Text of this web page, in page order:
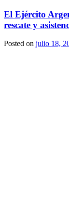
El Ejército
rescate y
Posted on julio 18,